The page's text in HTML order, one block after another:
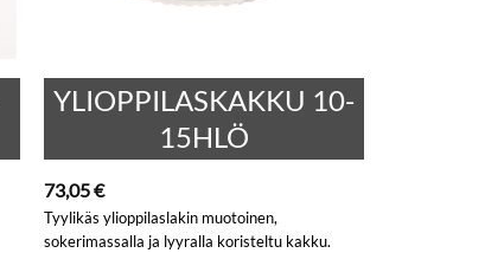
YLIOPPILASKAKKU 10-
15HLÖ
73,05€
Tyylikäs ylioppilaslakin muotoinen,
sokerimassalla ja lyyralla koristeltu kakku.